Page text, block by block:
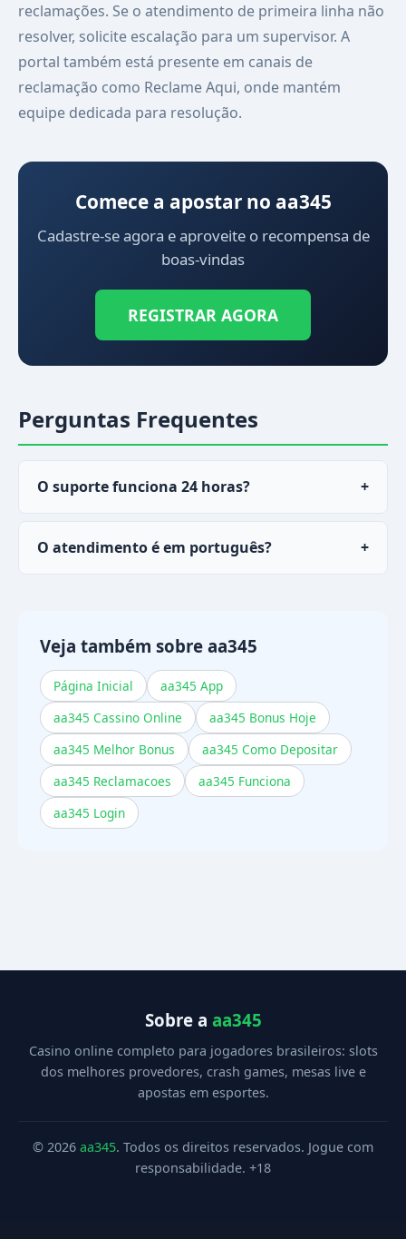
reclamações. Se o atendimento de primeira linha não
resolver, solicite escalação para um supervisor. A
portal também está presente em canais de
reclamação como Reclame Aqui, onde mantém
equipe dedicada para resolução.
Comece a apostar no aa345
Cadastre-se agora e aproveite o recompensa de
boas-vindas
REGISTRAR AGORA
Perguntas Frequentes
O suporte funciona 24 horas?
+
horas por dia, 7 dias por semana.
O atendimento é em português?
+
Veja também sobre aa345
Página Inicial
aa345 App
aa345 Cassino Online
aa345 Bonus Hoje
aa345 Melhor Bonus
aa345 Como Depositar
aa345 Reclamacoes
aa345 Funciona
aa345 Login
Sobre a aa345
Casino online completo para jogadores brasileiros: slots
dos melhores provedores, crash games, mesas live e
apostas em esportes.
© 2026 aa345. Todos os direitos reservados. Jogue com
responsabilidade. +18